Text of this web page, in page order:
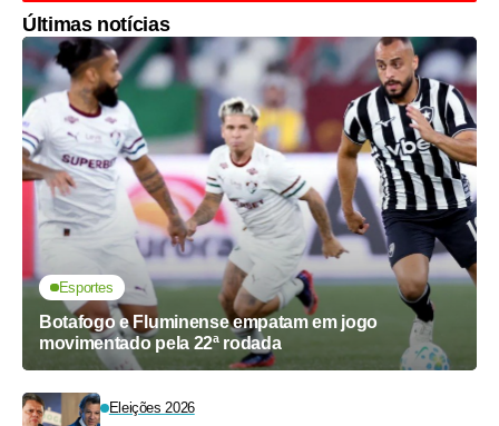
Últimas notícias
Esportes
Botafogo e Fluminense empatam em jogo
movimentado pela 22ª rodada
Eleições 2026